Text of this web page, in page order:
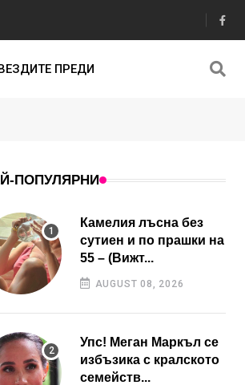
ПРЕДИ
ПОПУЛЯРНИ
Камелия лъсна без
сутиен и по прашки на
55 – (Вижт...
AUGUST 08, 2026
Упс! Меган Маркъл се
избъзика с кралското
семейств...